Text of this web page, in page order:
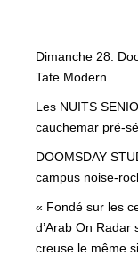
Dimanche 28:
Tate Modern
Les NUITS
cauchemar pré-
DOOMSDAY
campus noise-
« Fondé sur les
d’Arab On
creuse le même